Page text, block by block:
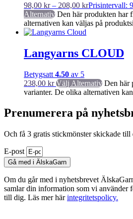
98,00 kr – 208,00 krPrisintervall:
Alternativ Den här produkten har
alternativen kan väljas på
Langyarns CLOUD
Betygsatt 4.50 av 5
238,00 kr Välj Alternativ Den här
varianter. De olika alternativen
Prenumerera på
Och få 3 gratis stickmönster skickade till
E-post
Gå med i ÄlskaGarn
Om du går med i nyhetsbrevet
samlar din information som vi använder
till dig. Läs mer härintegritetspolicy.